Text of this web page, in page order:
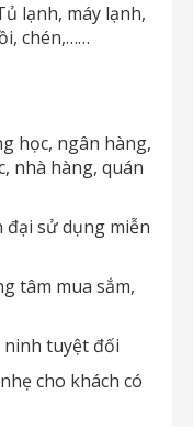
lạnh, máy lạnh,
chén,……
học, ngân hàng,
nhà hàng, quán
sử dụng miễn
tâm mua sắm,
tuyệt đối
cho khách có